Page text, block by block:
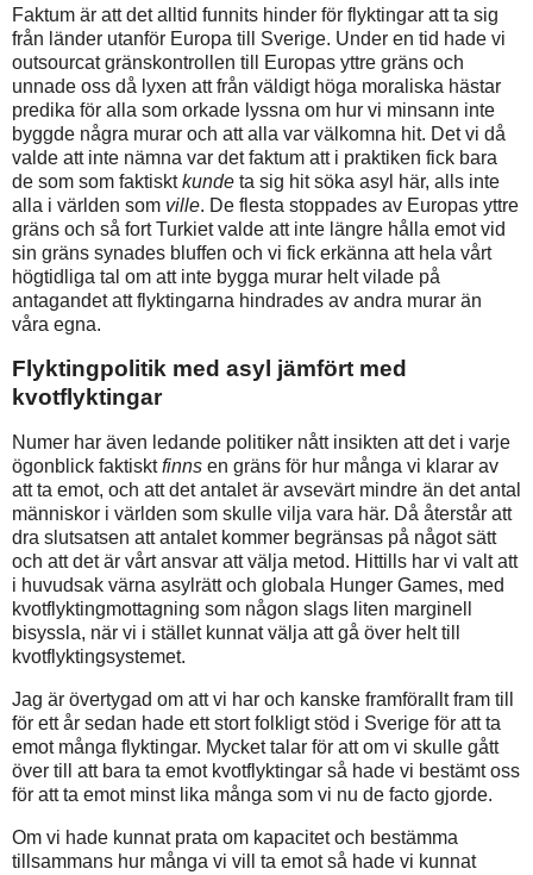
Faktum är att det alltid funnits hinder för flyktingar att ta sig
från länder utanför Europa till Sverige. Under en tid hade vi
outsourcat gränskontrollen till Europas yttre gräns och
unnade oss då lyxen att från väldigt höga moraliska hästar
predika för alla som orkade lyssna om hur vi minsann inte
byggde några murar och att alla var välkomna hit. Det vi då
valde att inte nämna var det faktum att i praktiken fick bara
de som som faktisktkunde ta sig hit söka asyl här, alls inte
alla i världen som ville. De flesta stoppades av Europas yttre
gräns och så fort Turkiet valde att inte längre hålla emot vid
sin gräns synades bluffen och vi fick erkänna att hela vårt
högtidliga tal om att inte bygga murar helt vilade på
antagandet att flyktingarna hindrades av andra murar än
våra egna.
Flyktingpolitik med asyl jämfört med
kvotflyktingar
Numer har även ledande politiker nått insikten att det i varje
ögonblick faktisktfinns en gräns för hur många vi klarar av
att ta emot, och att det antalet är avsevärt mindre än det antal
människor i världen som skulle vilja vara här. Då återstår att
dra slutsatsen att antalet kommer begränsas på något sätt
och att det är vårt ansvar att välja metod. Hittills har vi valt att
i huvudsak värna asylrätt och globala Hunger Games, med
kvotflyktingmottagning som någon slags liten marginell
bisyssla, när vi i stället kunnat välja att gå över helt till
kvotflyktingsystemet.
Jag är övertygad om att vi har och kanske framförallt fram till
för ett år sedan hade ett stort folkligt stöd i Sverige för att ta
emot många flyktingar. Mycket talar för att om vi skulle gått
över till att bara ta emot kvotflyktingar så hade vi bestämt oss
för att ta emot minst lika många som vi nu de facto gjorde.
Om vi hade kunnat prata om kapacitet och bestämma
tillsammans hur många vi vill ta emot så hade vi kunnat